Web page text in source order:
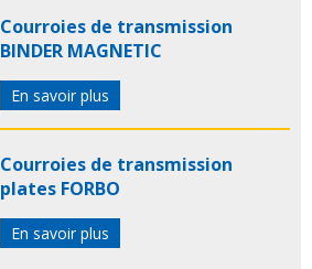
Courroies de transmission
BINDER MAGNETIC
En savoir plus
Courroies de transmission
plates FORBO
En savoir plus